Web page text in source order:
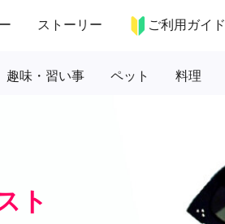
ストーリー ご利用ガイド
趣味・習い事 ペット 料理
ト